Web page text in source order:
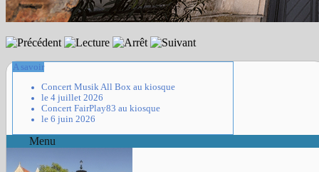
A savoir
Concert Musik All Box au kiosque
le 4 juillet 2026
Concert FairPlay83 au kiosque
le 6 juin 2026
Menu